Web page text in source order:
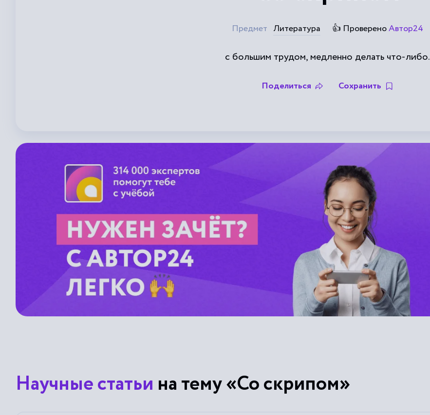
Предмет Литература 👍 ПровереноАвтор24
с большим трудом, медленно делать что-либо.
Поделиться Сохранить
Научные статьи на тему «Со скрипом»